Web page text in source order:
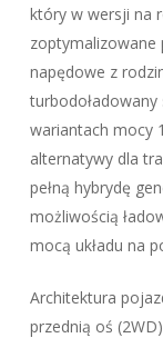
który w wersji na
zoptymalizowane
napędowe z
wariantach mocy
alternatywy dla
pełną hybrydę
możliwością
mocą układu na
Architektura
przednią oś